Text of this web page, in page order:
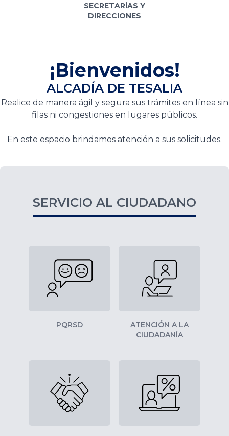
SECRETARÍAS Y
DIRECCIONES
¡Bienvenidos!
ALCADÍA DE TESALIA
Realice de manera ágil y segura sus trámites en línea sin
filas ni congestiones en lugares públicos.
En este espacio brindamos atención a sus solicitudes.
SERVICIO AL CIUDADANO
PQRSD
ATENCIÓN A LA
CIUDADANÍA